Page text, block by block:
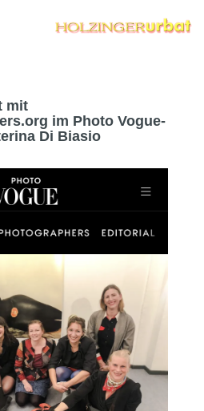
mit
im Photo Vogue-
Di Biasio